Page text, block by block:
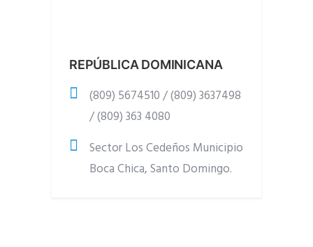
REPÚBLICA DOMINICANA
(809) 5674510 / (809) 3637498
/ (809) 363 4080
Sector Los Cedeños Municipio
Boca Chica, Santo Domingo.